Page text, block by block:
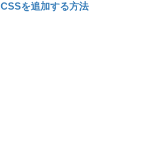
CSSを追加する方法